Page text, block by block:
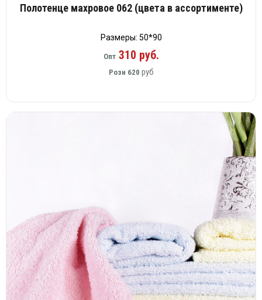
Полотенце махровое 062 (цвета в ассортименте)
Размеры: 50*90
Опт310 руб.
Розн 620 руб